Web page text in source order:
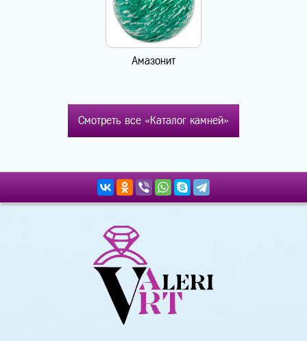
Амазонит
Смотреть все «Каталог камней»